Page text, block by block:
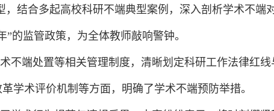
结合多起高校科研不端典型案例，深入剖析学术不端
的监管政策，为全体教师敲响警钟。
不端处置等相关管理制度，清晰划定科研工作法律红
学术评价机制等方面，明确了学术不端预防举措。